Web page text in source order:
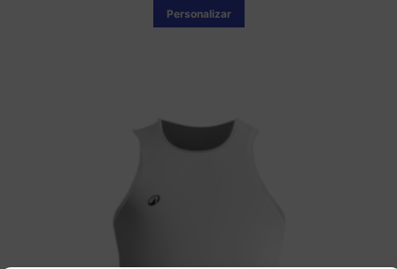
Personalizar